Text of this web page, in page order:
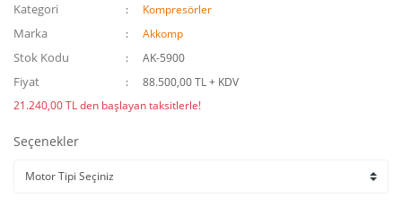
Kategori Kompresörler
Marka Akkomp
Stok Kodu AK-5900
Fiyat
88.500,00 TL + KDV
21.240,00 TL den başlayan taksitlerle!
Seçenekler